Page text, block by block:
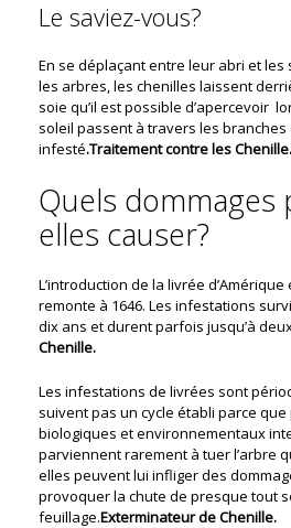
Le saviez-vous?
En se déplaçant entre leur abri et les
les arbres, les chenilles laissent
soie qu’il est possible d’apercevoir
soleil passent à travers les branches
infesté.Traitement contre les Chenille.
Quels dommages
elles causer?
L’introduction de la livrée
remonte à 1646. Les infestations
dix ans et durent parfois jusqu’à
Chenille.
Les infestations de livrées sont
suivent pas un cycle établi parce
biologiques et environnementaux
parviennent rarement à tuer l’arbre
elles peuvent lui infliger des
provoquer la chute de presque tout
feuillage.Exterminateur de Chenille.